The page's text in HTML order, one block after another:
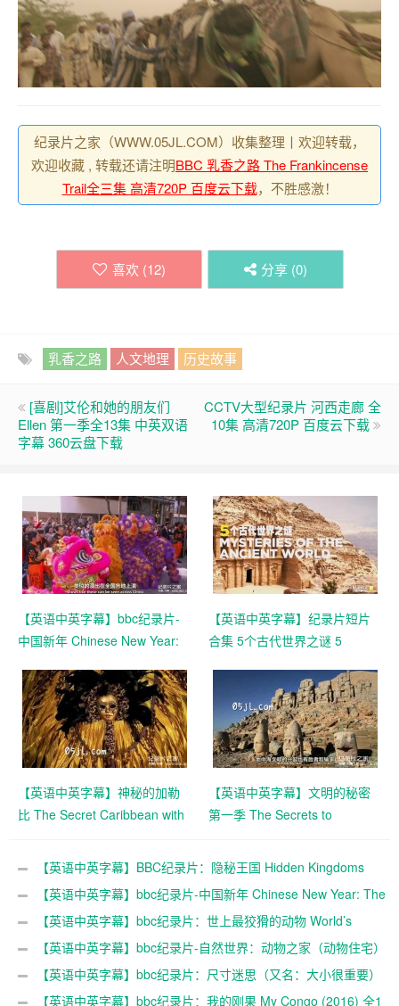
纪录片之家（WWW.05JL.COM）收集整理丨欢迎转载，
欢迎收藏 , 转载还请注明BBC 乳香之路 The Frankincense
Trail全三集 高清720P 百度云下载，不胜感激！
喜欢 (12) 分享 (0)
乳香之路 人文地理 历史故事
[喜剧]艾伦和她的朋友们
Ellen 第一季全13集 中英双语
字幕 360云盘下载
CCTV大型纪录片 河西走廊 全
10集 高清720P 百度云下载
【英语中英字幕】bbc纪录片-
中国新年 Chinese New Year:
Earth (2016)全3集 高清720P
下载
【英语中英字幕】纪录片短片
合集 5个古代世界之谜 5
World超清1080p下载
【英语中英字幕】神秘的加勒
比 The Secret Caribbean with
高清720P下载
【英语中英字幕】文明的秘密
第一季 The Secrets to
1080P下载
【英语中英字幕】BBC纪录片：隐秘王国 Hidden Kingdoms
(2014) 全3集+电影版 Hidden Kingdoms+小巨人 1080p下载
【英语中英字幕】bbc纪录片-中国新年 Chinese New Year: The
Biggest Celebration on Earth (2016)全3集 高清720P下载
【英语中英字幕】bbc纪录片：世上最狡猾的动物 World’s
Sneakiest Animals (2015) 全3集 超清1080P下载
【英语中英字幕】bbc纪录片-自然世界：动物之家（动物住宅）
The Natural World: Animal House (2011)全1集 超清1080P
【英语中英字幕】bbc纪录片：尺寸迷思（又名：大小很重要）
Size Matters (2018)全2集 超清1080P下载
【英语中英字幕】bbc纪录片：我的刚果 My Congo (2016) 全1